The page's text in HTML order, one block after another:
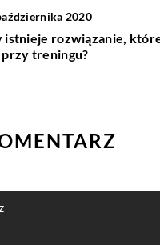
2020
istnieje rozwiązanie,
przy treningu?